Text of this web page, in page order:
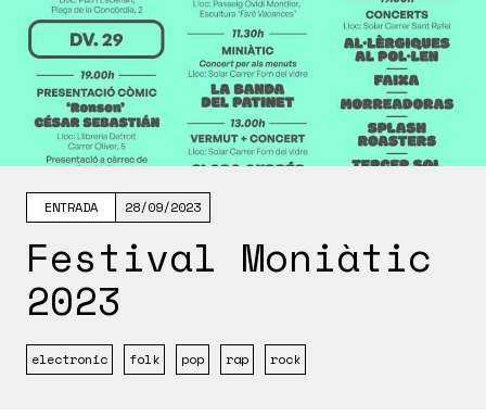
ENTRADA 28/09/2023
Festival Moniàtic
2023
electronic folk pop rap rock